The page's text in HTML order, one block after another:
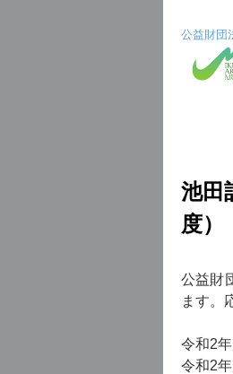
公益財団
テ
ン
キ
池田
度）
公益財
ます。
令和2
令和2